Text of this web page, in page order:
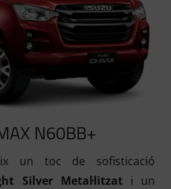
N60BB+
un toc de sofisticació
Silver Metal·litzati un